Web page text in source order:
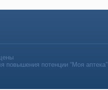
повышения потенции “Моя